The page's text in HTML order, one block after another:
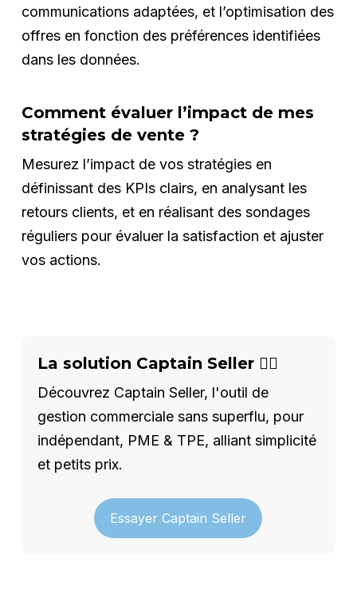
communications adaptées, et l’optimisation des
offres en fonction des préférences identifiées
dans les données.
Comment évaluer l’impact de mes
stratégies de vente ?
Mesurez l’impact de vos stratégies en
définissant des KPIs clairs, en analysant les
retours clients, et en réalisant des sondages
réguliers pour évaluer la satisfaction et ajuster
vos actions.
La solution Captain Seller 🦸‍♂️
Découvrez Captain Seller, l'outil de
gestion commerciale sans superflu, pour
indépendant, PME & TPE, alliant simplicité
et petits prix.
Essayer Captain Seller